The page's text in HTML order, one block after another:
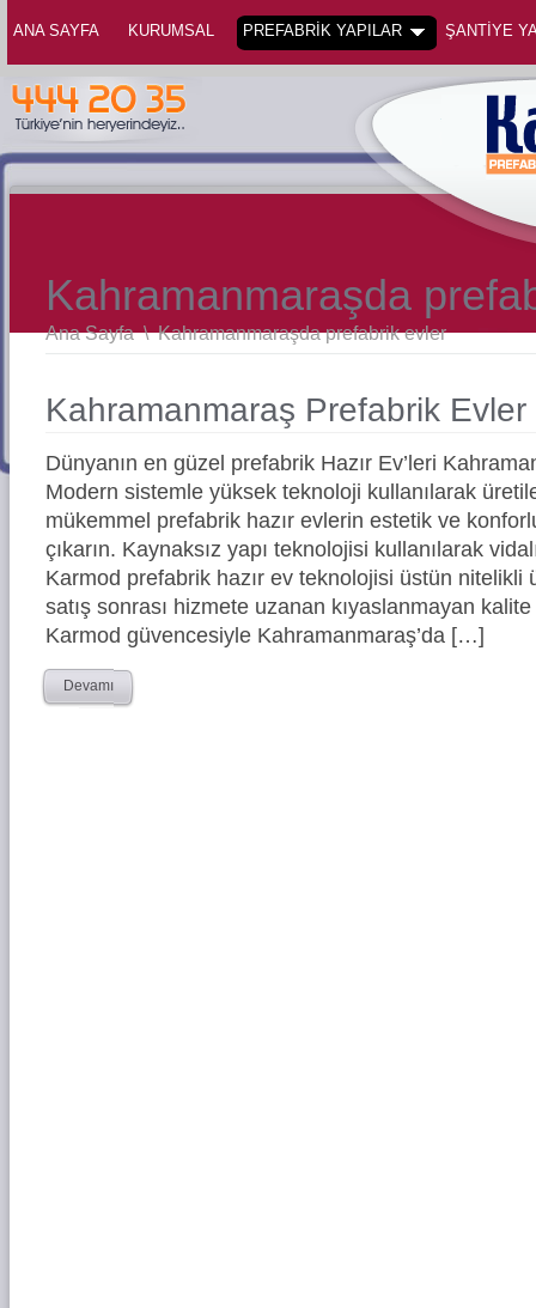
ANA SAYFA KURUMSAL PREFABRİK YAPILAR ŞANTİYE
Kahramanmaraşda
Ana Sayfa \Kahramanmaraşda prefabrik evler
Kahramanmaraş Prefabrik Evler
Dünyanın en güzel prefabrik Hazır Ev’leri
Modern sistemle yüksek teknoloji kullanılarak
mükemmel prefabrik hazır evlerin estetik ve
çıkarın. Kaynaksız yapı teknolojisi kullanılarak
Karmod prefabrik hazır ev teknolojisi üstün nitelikli
satış sonrası hizmete uzanan kıyaslanmayan kalite
Karmod güvencesiyle Kahramanmaraş’da […]
Devamı